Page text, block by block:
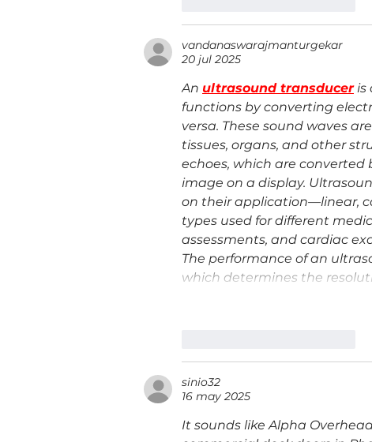
vandanaswarajmanturgekar
20 jul 2025
An ultrasound transducer is
functions by converting
versa. These sound waves
tissues, organs, and other
echoes, which are
image on a display.
on their application—linear,
types used for different
assessments, and cardiac
The performance of an
which determines the
sinio32
16 may 2025
It sounds like Alpha